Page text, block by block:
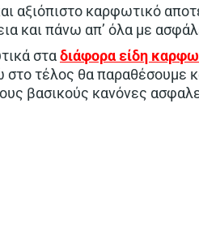
αξιόπιστο καρφωτικό
και πάνω απ’ όλα με
σταδιάφορα είδη
τέλος θα παραθέσουμε
βασικούς κανόνες